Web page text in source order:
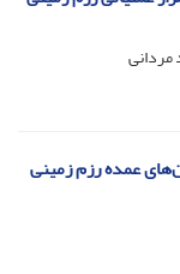
مردانی
عمده رزم زمینی